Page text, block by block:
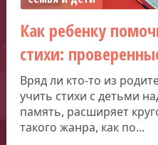
Как ребенку
стихи:
Вряд ли кто-то из
учить стихи с детьми
память, расширяет
такого жанра, как по...